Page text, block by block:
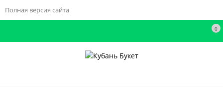
Полная версия сайта
0